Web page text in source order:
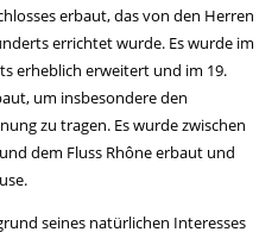
erbaut, das von den Herren
errichtet wurde. Es wurde im
erheblich erweitert und im 19.
um insbesondere den
zu tragen. Es wurde zwischen
dem Fluss Rhône erbaut und
seines natürlichen Interesses